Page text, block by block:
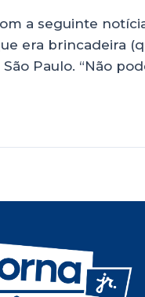
a seguinte
era brincadeira
Paulo. “Não